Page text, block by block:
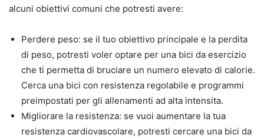
alcuni obiettivi comuni che potresti avere:
Perdere peso: se il tuo obiettivo principale e la perdita
di peso, potresti voler optare per una bici da esercizio
che ti permetta di bruciare un numero elevato di calorie.
Cerca una bici con resistenza regolabile e programmi
preimpostati per gli allenamenti ad alta intensita.
Migliorare la resistenza: se vuoi aumentare la tua
resistenza cardiovascolare, potresti cercare una bici da